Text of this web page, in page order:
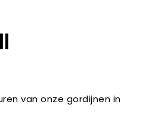
van onze gordijnen in